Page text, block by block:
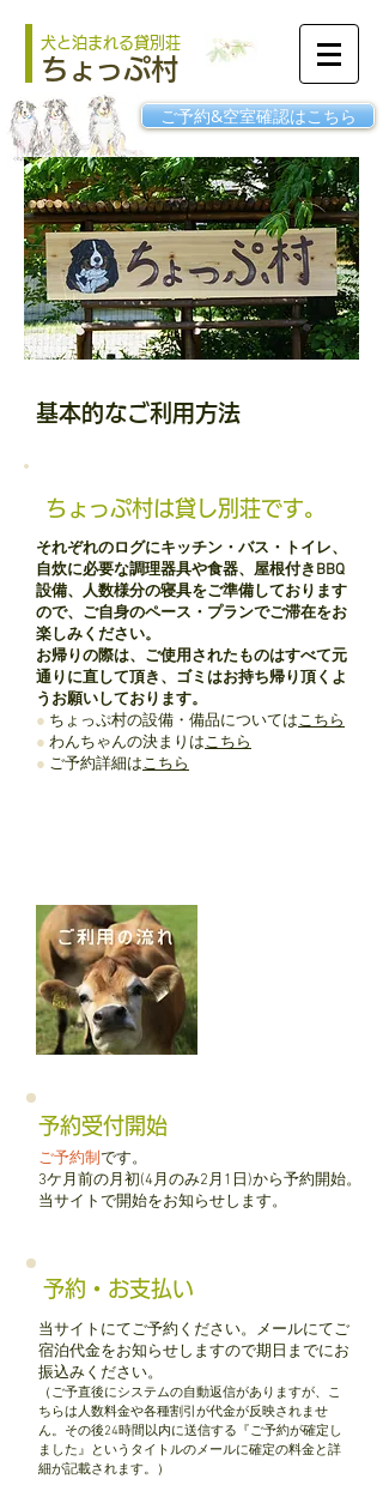
犬と泊まれる貸別荘
ちょっぷ村
ご予約&空室確認はこちら
基本的なご利用方法
ちょっぷ村は貸し別荘です。
それぞれのログにキッチン・バス・トイレ、
自炊に必要な調理器具や食器、屋根付きBBQ
設備、人数様分の寝具をご準備しております
ので、ご自身のペース・プランでご滞在をお
楽しみください。
お帰りの際は、ご使用されたものはすべて元
通りに直して頂き、ゴミはお持ち帰り頂くよ
うお願いしております。
● ちょっぷ村の設備・備品についてはこちら
● わんちゃんの決まりはこちら
● ご予約詳細はこちら
予約受付開始
ご予約制です。
3ケ月前の月初(4月のみ2月1日)から予約開始。
当サイトで開始をお知らせします。
予約・お支払い
当サイトにてご予約ください。メールにてご
宿泊代金をお知らせしますので期日までにお
振込みください。
（ご予直後にシステムの自動返信がありますが、こ
ちらは人数料金や各種割引が代金が反映されませ
ん。その後24時間以内に送信する『ご予約が確定し
ました』というタイトルのメールに確定の料金と詳
細が記載されます。 ​）